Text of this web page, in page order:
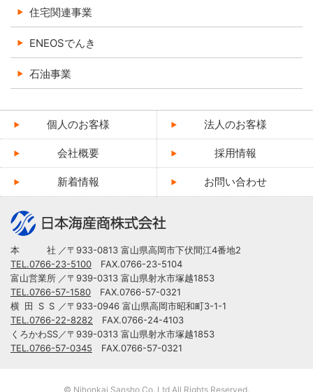
住宅関連事業
ENEOSでんき
石油事業
個人のお客様 法人のお客様
会社概要 採用情報
新着情報 お問い合わせ
本 社 ／〒933-0813 富山県高岡市下伏間江4番地2
TEL.0766-23-5100 FAX.0766-23-5104
富山営業所 ／〒939-0313 富山県射水市塚越1853
TEL.0766-57-1580 FAX.0766-57-0321
横田S S ／〒933-0946 富山県高岡市昭和町3-1-1
TEL.0766-22-8282 FAX.0766-24-4103
くろかわSS／〒939-0313 富山県射水市塚越1853
TEL.0766-57-0345 FAX.0766-57-0321
© Nihonkai Sansho Co.,Ltd All Rights Reserved.